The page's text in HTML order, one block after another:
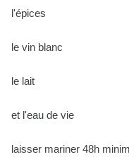
l'épices
le vin blanc
le lait
et l'eau de vie
laisser mariner 48h